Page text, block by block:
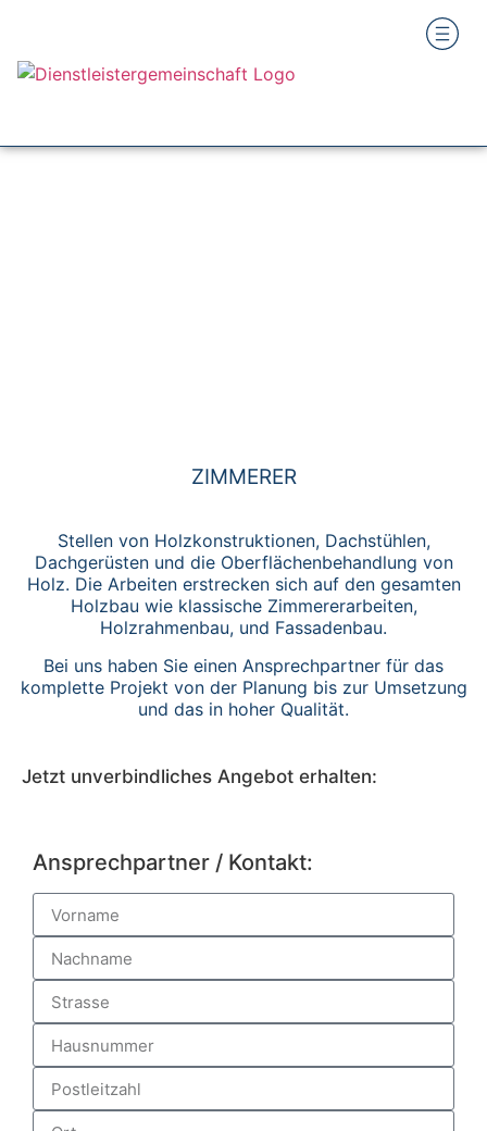
ZIMMERER
Stellen von Holzkonstruktionen, Dachstühlen,
Dachgerüsten und die Oberflächenbehandlung von
Holz. Die Arbeiten erstrecken sich auf den gesamten
Holzbau wie klassische Zimmererarbeiten,
Holzrahmenbau, und Fassadenbau.
Bei uns haben Sie einen Ansprechpartner für das
komplette Projekt von der Planung bis zur Umsetzung
und das in hoher Qualität.
Jetzt unverbindliches Angebot erhalten:
Ansprechpartner / Kontakt: